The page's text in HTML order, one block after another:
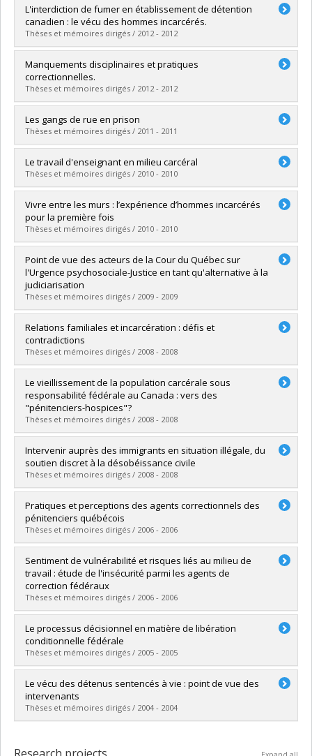
Graduate :Mashev, Todor
Cycle :Master's
Grade :M. Sc.
Lien vers le document dans Papyrus
L'interdiction de fumer en établissement de détention
canadien : le vécu des hommes incarcérés.
Thèses et mémoires dirigés / 2012 - 2012
Graduate :Ayotte, Joëlle
Cycle :Master's
Grade :M. Sc.
Lien vers le document dans Papyrus
Manquements disciplinaires et pratiques
correctionnelles.
Thèses et mémoires dirigés / 2012 - 2012
Graduate :Ruest, Genevieve
Cycle : Master's
Grade :M. Sc.
Lien vers le document dans Papyrus
Les gangs de rue en prison
Thèses et mémoires dirigés / 2011 - 2011
Graduate :Charland, Marie-Pier
Cycle : Master's
Grade :M. Sc.
Lien vers le document dans Papyrus
Le travail d'enseignant en milieu carcéral
Thèses et mémoires dirigés / 2010 - 2010
Graduate :Lamoureux, Daniel
Cycle :Master's
Grade :M. Sc.
Lien vers le document dans Papyrus
Vivre entre les murs : l’expérience d’hommes incarcérés
pour la première fois
Thèses et mémoires dirigés / 2010 - 2010
Graduate :Gendron, Josiane
Cycle :Master's
Grade :M. Sc.
Lien vers le document dans Papyrus
Point de vue des acteurs de la Cour du Québec sur
l'Urgence psychosociale-Justice en tant qu'alternative à la
judiciarisation
Thèses et mémoires dirigés / 2009 - 2009
Graduate :Trudel, Kathy
Cycle :Master's
Grade :M. Sc.
Lien vers le document dans Papyrus
Relations familiales et incarcération : défis et
contradictions
Thèses et mémoires dirigés / 2008 - 2008
Graduate :Lalonde, Ninon
Cycle :Master's
Grade :M. Sc.
Lien vers le document dans Papyrus
Le vieillissement de la population carcérale sous
responsabilité fédérale au Canada : vers des
"pénitenciers-hospices"?
Thèses et mémoires dirigés / 2008 - 2008
Graduate :Tesseron, Anne-Laure
Cycle :Master's
Grade :M. Sc.
Lien vers le document dans Papyrus
Intervenir auprès des immigrants en situation illégale, du
soutien discret à la désobéissance civile
Thèses et mémoires dirigés / 2008 - 2008
Graduate :Trotignon, Marion
Cycle :Master's
Grade :M. Sc.
Lien vers le document dans Papyrus
Pratiques et perceptions des agents correctionnels des
pénitenciers québécois
Thèses et mémoires dirigés / 2006 - 2006
Graduate :Milton, Martine
Cycle : Master's
Grade :M. Sc.
Lien vers le document dans Papyrus
Sentiment de vulnérabilité et risques liés au milieu de
travail : étude de l'insécurité parmi les agents de
correction fédéraux
Thèses et mémoires dirigés / 2006 - 2006
Graduate :Lavoie, Valérie
Cycle :Master's
Grade :M. Sc.
Lien vers le document dans Papyrus
Le processus décisionnel en matière de libération
conditionnelle fédérale
Thèses et mémoires dirigés / 2005 - 2005
Graduate : Tessier, Geneviève
Cycle :Master's
Grade :M. Sc.
Lien vers le document dans Papyrus
Le vécu des détenus sentencés à vie : point de vue des
intervenants
Thèses et mémoires dirigés / 2004 - 2004
Cycle :Master's